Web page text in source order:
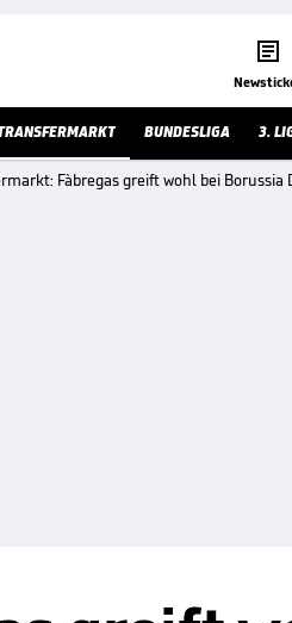

BUNDESLIGA 3.
Fàbregas greift wohl bei Borussia